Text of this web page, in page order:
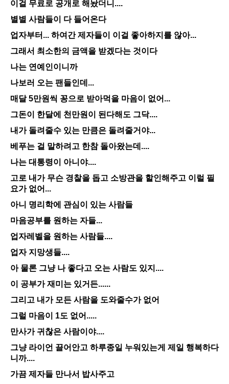
이걸 무료로 공개로 해놨더니....
별별 사람들이 다 들어온다
업자부터... 하여간 제자들이 이걸 좋아하지를 않아...
그래서 최소한의 금액을 받겠다는 것이다
나는 연예인이니까
나보러 오는 팬들인데...
매달 5만원씩 꽁으로 받아먹을 마음이 없어...
그돈이 한달에 천만원이 된다해도 그닥....
내가 돌려줄수 있는 만큼은 돌려줄거야...
베푸는 걸 말하려고 한참 돌아왔는데....
나는 대통령이 아니야....
고로 내가 무슨 경찰을 돕고 소방관을 할인해주고 이럴 필
요가 없어...
아니 명리학에 관심이 있는 사람들
마음공부를 원하는 자들...
업자레벨을 원하는 사람들....
업자 지망생들....
아 물론 그냥 나 좋다고 오는 사람도 있지....
이 공부가 재미는 있거든......
그리고 내가 모든 사람을 도와줄수가 없어
그럴 마음이 1도 없어.....
만사가 귀찮은 사람이야....
그냥 라이언 끌어안고 하루종일 누워있는게 제일 행복하다
니까....
가끔 제자들 만나서 밥사주고